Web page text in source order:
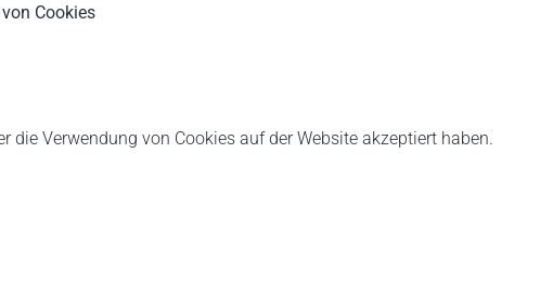
Cookies
die Verwendung von Cookies auf der Website akzeptiert haben.